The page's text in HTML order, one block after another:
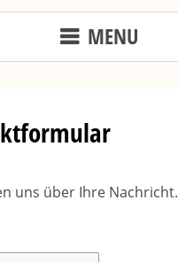
MENU
uns über Ihre Nachricht.